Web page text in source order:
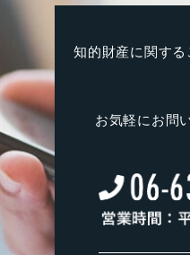
知的財産に関す
お気軽にお問